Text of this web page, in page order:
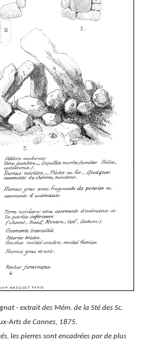
- extrait des Mém. de la Sté des Sc.
Arts de Cannes, 1875.
les pierres sont encadrées par de plus